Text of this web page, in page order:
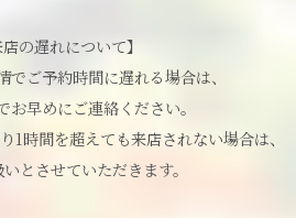
店の遅れについて】
でご予約時間に遅れる場合は、
お早めにご連絡ください。
1時間を超えても来店されない場合は、
とさせていただきます。